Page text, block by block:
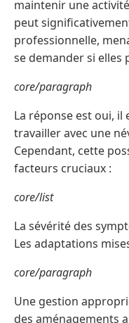
maintenir une
peut
professionnelle,
se demander si
core/paragraph
La réponse est oui,
travailler avec une
Cependant, cette
facteurs cruciaux :
core/list
La sévérité des
Les adaptations
core/paragraph
Une gestion
des aménagements